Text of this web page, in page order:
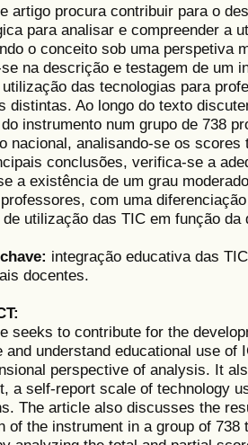
artigo procura contribuir para o
para analisar e compreender a
o conceito sob uma perspetiva
na descrição e testagem de um
das tecnologias para
distintas. Ao longo do texto
instrumento num grupo de 738
nacional, analisando-se os
conclusões, verifica-se a
a existência de um grau
com uma
utilização das TIC em função da
integração educativa das
docentes.
seeks to contribute for the
and understand educational use of
perspective of analysis. It
a self-report scale of technology
The article also discusses the
of the instrument in a group of